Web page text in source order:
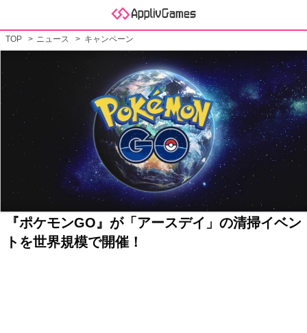
TOP ニュース キャンペーン
『ポケモンGO』が「アースデイ」の清掃イベン
トを世界規模で開催！